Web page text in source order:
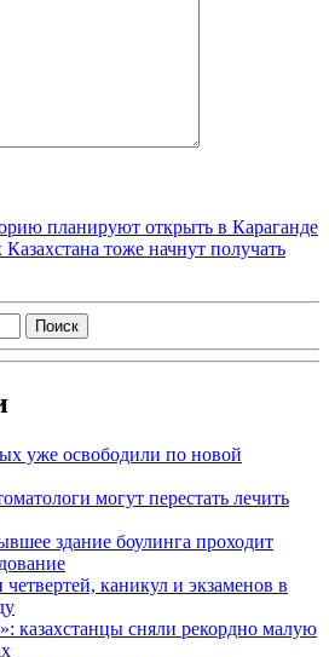
планируют открыть в Караганде
тоже начнут получать
уже освободили по новой
могут перестать лечить
здание боулинга проходит
каникул и экзаменов в
казахстанцы сняли рекордно малую